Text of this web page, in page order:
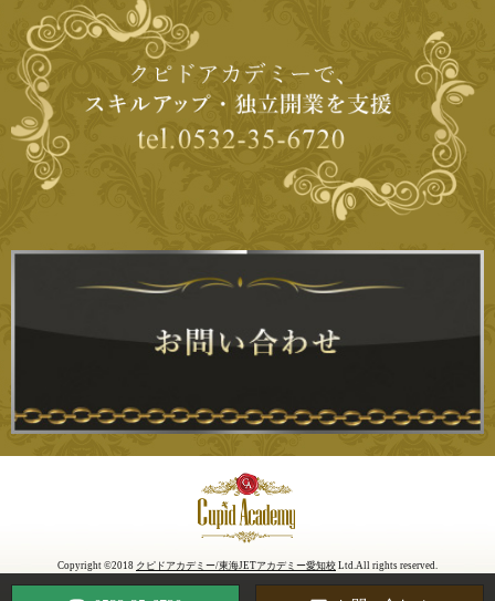
Copyright ©2018 クピドアカデミー/東海JETアカデミー愛知校 Ltd.All rights reserved.